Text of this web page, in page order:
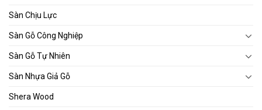
Sàn Chịu Lực
Sàn Gỗ Công Nghiệp
Sàn Gỗ Tự Nhiên
Sàn Nhựa Giả Gỗ
Shera Wood